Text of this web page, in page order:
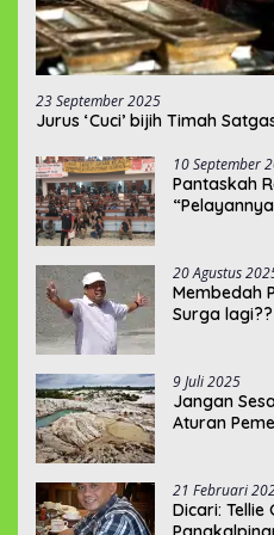
23 September 2025
Jurus ‘Cuci’ bijih Timah
10 September
Pantaskah
20 Agustus
Membedah
Surga lagi??
9 Juli 2025
Jangan
Aturan
21 Februari
Dicari: Tellie